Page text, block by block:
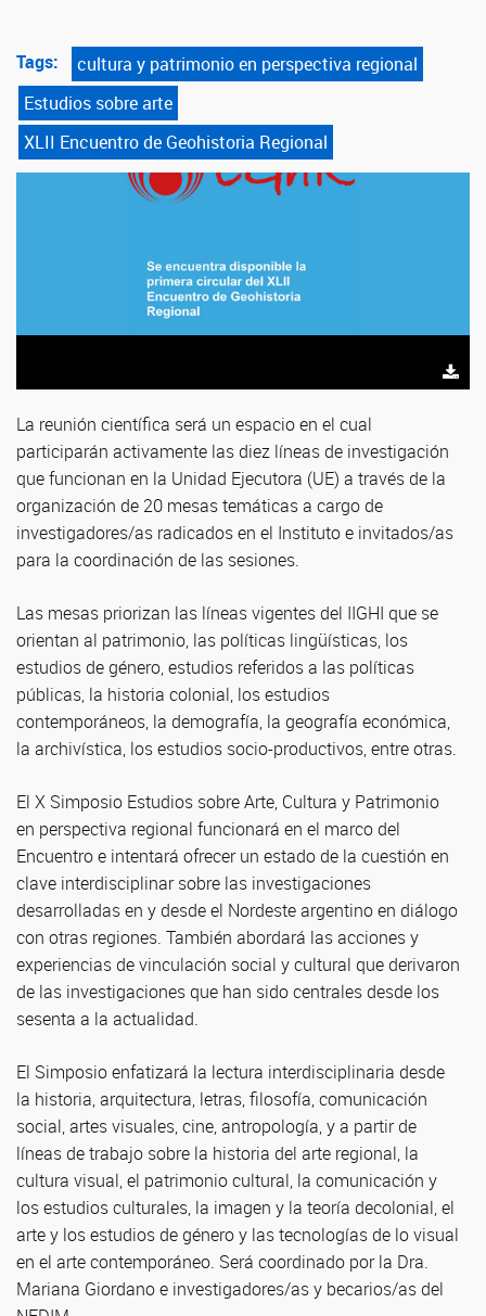
Tags:
cultura y patrimonio en perspectiva regional
Estudios sobre arte
XLII Encuentro de Geohistoria Regional
La reunión científica será un espacio en el cual
participarán activamente las diez líneas de investigación
que funcionan en la Unidad Ejecutora (UE) a través de la
organización de 20 mesas temáticas a cargo de
investigadores/as radicados en el Instituto e invitados/as
para la coordinación de las sesiones.
Las mesas priorizan las líneas vigentes del IIGHI que se
orientan al patrimonio, las políticas lingüísticas, los
estudios de género, estudios referidos a las políticas
públicas, la historia colonial, los estudios
contemporáneos, la demografía, la geografía económica,
la archivística, los estudios socio-productivos, entre otras.
El X Simposio Estudios sobre Arte, Cultura y Patrimonio
en perspectiva regional funcionará en el marco del
Encuentro e intentará ofrecer un estado de la cuestión en
clave interdisciplinar sobre las investigaciones
desarrolladas en y desde el Nordeste argentino en diálogo
con otras regiones. También abordará las acciones y
experiencias de vinculación social y cultural que derivaron
de las investigaciones que han sido centrales desde los
sesenta a la actualidad.
El Simposio enfatizará la lectura interdisciplinaria desde
la historia, arquitectura, letras, filosofía, comunicación
social, artes visuales, cine, antropología, y a partir de
líneas de trabajo sobre la historia del arte regional, la
cultura visual, el patrimonio cultural, la comunicación y
los estudios culturales, la imagen y la teoría decolonial, el
arte y los estudios de género y las tecnologías de lo visual
en el arte contemporáneo. Será coordinado por la Dra.
Mariana Giordano e investigadores/as y becarios/as del